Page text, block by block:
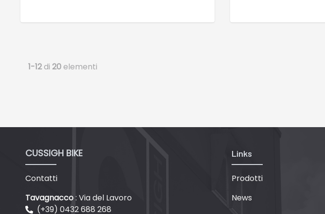
1-12di 20elementi
CUSSIGH BIKE
Contatti
Tavagnacco: Via del Lavoro
(+39) 0432 688 268
Links
Prodotti
News